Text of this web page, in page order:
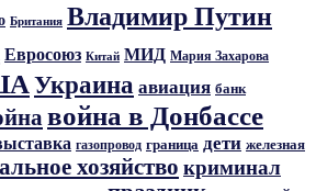
Британия Владимир Путин
Евросоюз Китай МИД Мария Захарова
Украина авиация банк
война в Донбассе
газопровод граница дети железная
хозяйство криминал